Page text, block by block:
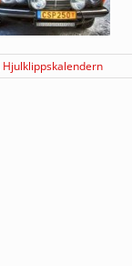
Hjulklippskalendern